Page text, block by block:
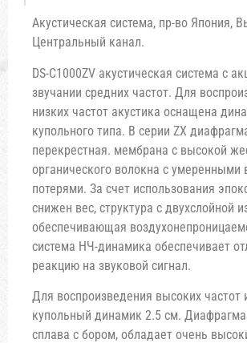
Акустическая система, пр-во Япония,
Центральный канал.
DS-C1000ZV акустическая система с
звучании средних частот. Для
низких частот акустика оснащена
купольного типа. В серии ZX
перекрестная. мембрана с высокой
органического волокна с умеренными
потерями. За счет использования
снижен вес, структура с двухслойной
обеспечивающая
система НЧ-динамика обеспечивает
реакцию на звуковой сигнал.
Для воспроизведения высоких частот
купольный динамик 2.5 см. Диафрагма
сплава с бором, обладает очень